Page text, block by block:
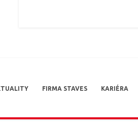
FIRMA STAVES KARIÉRA